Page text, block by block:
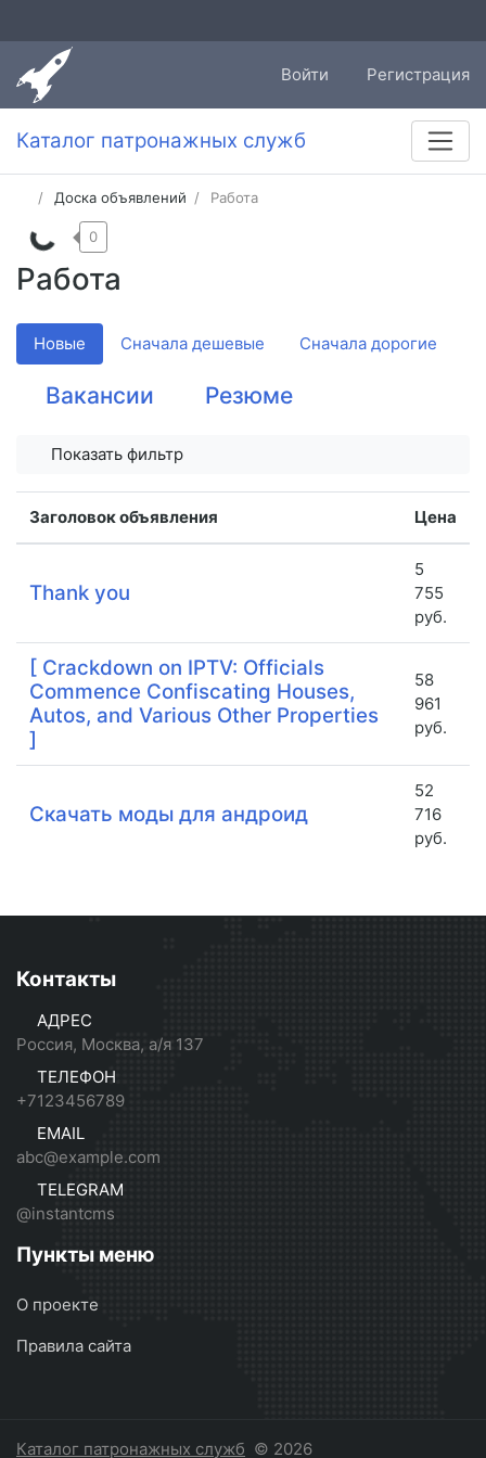
Войти Регистрация
Каталог патронажных служб
Доска объявлений Работа
Работа
0
Новые Сначала дешевые Сначала дорогие
Вакансии Резюме
Показать фильтр
Заголовок объявления Цена
Thank you
5
755
руб.
[ Crackdown on IPTV: Officials
Commence Confiscating Houses,
Autos, and Various Other Properties
]
58
961
руб.
Скачать моды для андроид
52
716
руб.
Контакты
АДРЕС
Россия, Москва, а/я 137
ТЕЛЕФОН
+7123456789
EMAIL
abc@example.com
TELEGRAM
@instantcms
Пункты меню
О проекте
Правила сайта
Каталог патронажных служб © 2026